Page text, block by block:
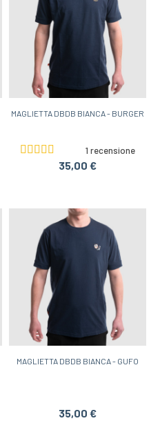
MAGLIETTA DBDB BIANCA - BURGER
1 recensione
35,00 €
MAGLIETTA DBDB BIANCA - GUFO
35,00 €